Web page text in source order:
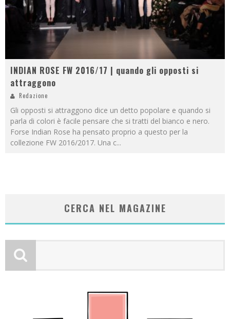
INDIAN ROSE FW 2016/17 | quando gli opposti si
attraggono
Redazione
Gli opposti si attraggono dice un detto popolare e quando si
parla di colori è facile pensare che si tratti del bianco e nero.
Forse Indian Rose ha pensato proprio a questo per la
collezione FW 2016/2017. Una c...
CERCA NEL MAGAZINE